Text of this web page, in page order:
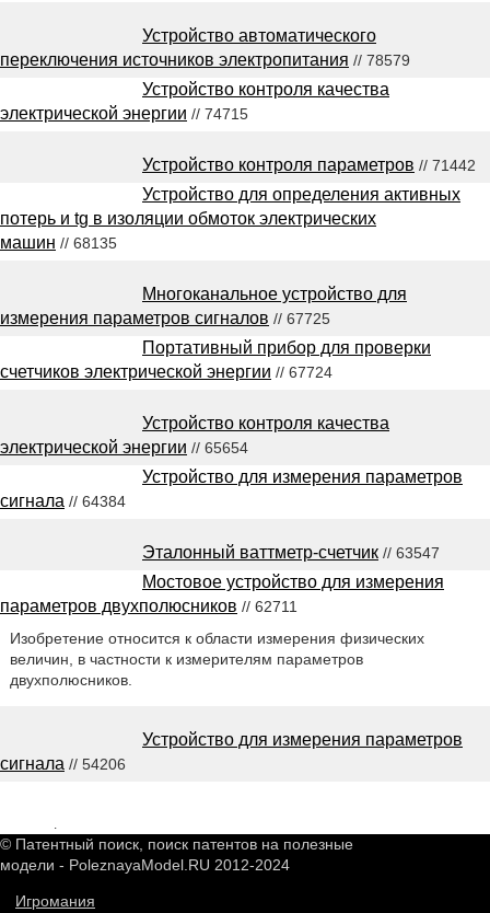
Устройство автоматического
переключения источников электропитания // 78579
Устройство контроля качества
электрической энергии // 74715
Устройство контроля параметров // 71442
Устройство для определения активных
потерь и tg в изоляции обмоток электрических
машин // 68135
Многоканальное устройство для
измерения параметров сигналов // 67725
Портативный прибор для проверки
счетчиков электрической энергии // 67724
Устройство контроля качества
электрической энергии // 65654
Устройство для измерения параметров
сигнала // 64384
Эталонный ваттметр-счетчик // 63547
Мостовое устройство для измерения
параметров двухполюсников // 62711
Изобретение относится к области измерения физических
величин, в частности к измерителям параметров
двухполюсников.
Устройство для измерения параметров
сигнала // 54206
© Патентный поиск, поиск патентов на полезные
модели - PoleznayaModel.RU 2012-2024
Игромания